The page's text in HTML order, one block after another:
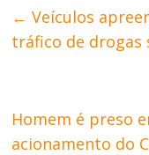
← Veículos
tráfico de drogas
Homem é preso
acionamento do